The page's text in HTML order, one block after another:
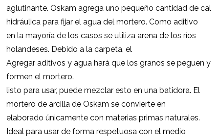
aglutinante. Oskam agrega uno pequeño cantidad de cal
hidráulica para fijar el agua del mortero. Como aditivo
en la mayoría de los casos se utiliza arena de los ríos
holandeses. Debido a la carpeta, el
Agregar aditivos y agua hará que los granos se peguen y
formen el mortero.
listo para usar, puede mezclar esto en una batidora. El
mortero de arcilla de Oskam se convierte en
elaborado únicamente con materias primas naturales.
Ideal para usar de forma respetuosa con el medio